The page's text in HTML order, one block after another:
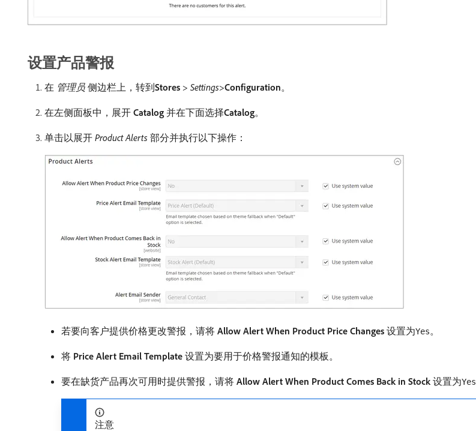
设置产品警报
在​ 管理员 ​侧边栏上，转到​Stores > Settings>Configuration。
在左侧面板中，展开​ Catalog ​并在下面选择​Catalog。
单击以展开​ Product Alerts ​部分并执行以下操作：
若要向客户提供价格更改警报，请将​ Allow Alert When Product Price Changes ​设置为Yes。
将​ Price Alert Email Template ​设置为要用于价格警报通知的模板。
要在缺货产品再次可用时提供警报，请将​ Allow Alert When Product Comes Back in Stock​设置为Yes
注意